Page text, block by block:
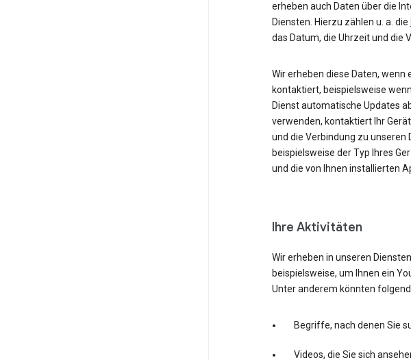
erheben auch Daten über die
Diensten. Hierzu zählen u. a. die
das Datum, die Uhrzeit und die
Wir erheben diese Daten, wenn
kontaktiert, beispielsweise
Dienst automatische Updates
verwenden, kontaktiert Ihr
und die Verbindung zu
beispielsweise der Typ Ihres
und die von Ihnen installierten
Ihre Aktivitäten
Wir erheben in unseren
beispielsweise, um Ihnen ein
Unter anderem könnten
Begriffe, nach denen Sie
Videos, die Sie sich